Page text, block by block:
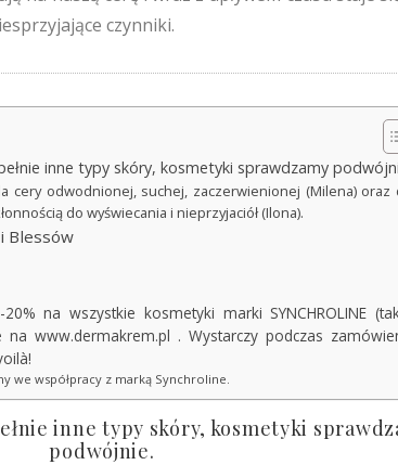
czynniki.
inne typy skóry, kosmetyki sprawdzamy
cery odwodnionej, suchej, zaczerwienionej (Milena) oraz
do wyświecania i nieprzyjaciół (Ilona).
Blessów
na wszystkie kosmetyki marki SYNCHROLINE
na www.dermakrem.pl . Wystarczy podczas
we współpracy z marką Synchroline.
inne typy skóry, kosmetyki
podwójnie.